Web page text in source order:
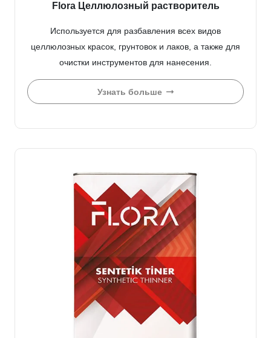
Flora Целлюлозный растворитель
Используется для разбавления всех видов
целлюлозных красок, грунтовок и лаков, а также для
очистки инструментов для нанесения.
Узнать больше